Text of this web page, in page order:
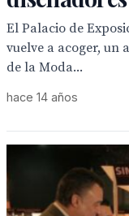
El Palacio de
vuelve a acoger, un
de la Moda...
hace 14 años